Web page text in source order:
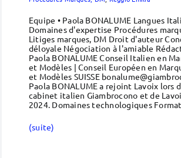
Equipe • Paola BONALUME Langues
Domaines d'expertise Procédures
Litiges marques, DM Droit d'auteur
déloyale Négociation à l'amiable
Paola BONALUME Conseil Italien en
et Modèles | Conseil Européen en
et Modèles SUISSE
Paola BONALUME a rejoint Lavoix lors
cabinet italien Giambrocono et de
2024. Domaines technologiques
(suite)